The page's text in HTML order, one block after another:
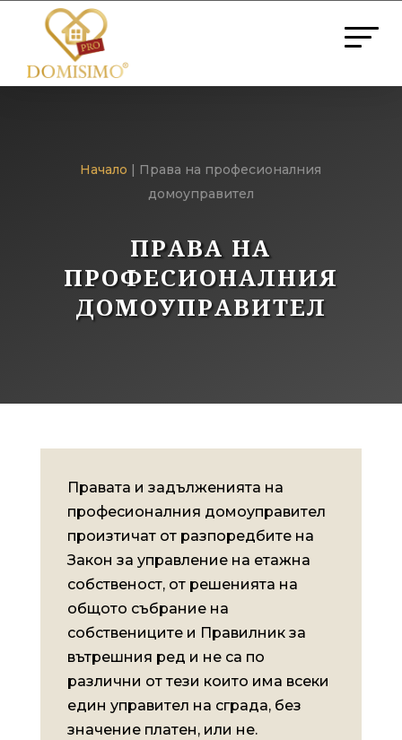
Начало | Права на професионалния
домоуправител
ПРАВА НА
ПРОФЕСИОНАЛНИЯ
ДОМОУПРАВИТЕЛ
Правата и задълженията на
професионалния домоуправител
произтичат от разпоредбите на
Закон за управление на етажна
собственост, от решенията на
общото събрание на
собствениците и Правилник за
вътрешния ред и не са по
различни от тези които има всеки
един управител на сграда, без
значение платен, или не.